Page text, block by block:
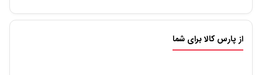
از پارس کالا برای شما